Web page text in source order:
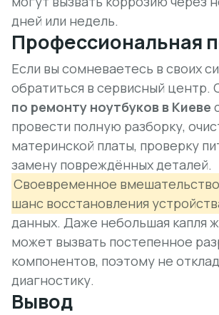
дней или недель.
Профессиональная
Если вы сомневаетесь в своих
обратиться в сервисный центр.
по ремонту ноутбуков в Киеве
провести полную разборку,
материнской платы, проверку
замену повреждённых деталей.
Своевременное
шанс восстановления
данных. Даже небольшая капля
может вызвать постепенное
компонентов, поэтому не
диагностику.
Вывод